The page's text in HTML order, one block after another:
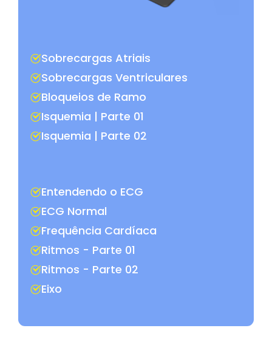
Entendendo o ECG
ECG Normal
Frequência Cardíaca
Ritmos - Parte 01
Ritmos - Parte 02
Eixo
Sobrecargas Atriais
Sobrecargas Ventriculares
Bloqueios de Ramo
Isquemia | Parte 01
Isquemia | Parte 02